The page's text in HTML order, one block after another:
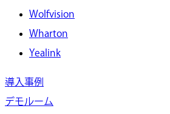
Wolfvision
Wharton
Yealink
導入事例
デモルーム